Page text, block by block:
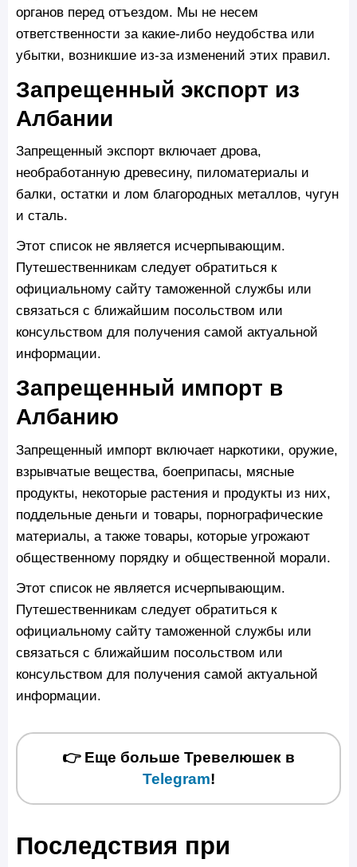
органов перед отъездом. Мы не несем
ответственности за какие-либо неудобства или
убытки, возникшие из-за изменений этих правил.
Запрещенный экспорт из
Албании
Запрещенный экспорт включает дрова,
необработанную древесину, пиломатериалы и
балки, остатки и лом благородных металлов, чугун
и сталь.
Этот список не является исчерпывающим.
Путешественникам следует обратиться к
официальному сайту таможенной службы или
связаться с ближайшим посольством или
консульством для получения самой актуальной
информации.
Запрещенный импорт в
Албанию
Запрещенный импорт включает наркотики, оружие,
взрывчатые вещества, боеприпасы, мясные
продукты, некоторые растения и продукты из них,
поддельные деньги и товары, порнографические
материалы, а также товары, которые угрожают
общественному порядку и общественной морали.
Этот список не является исчерпывающим.
Путешественникам следует обратиться к
официальному сайту таможенной службы или
связаться с ближайшим посольством или
консульством для получения самой актуальной
информации.
👉 Еще больше Тревелюшек в
Telegram!
Последствия при